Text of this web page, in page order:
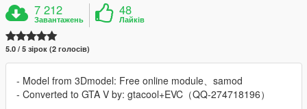
7 212
Завантажень
48
Лайків
5.0 / 5 зірок (2 голосів)
- Model from 3Dmodel: Free online module、samod
- Converted to GTA V by: gtacool+EVC（QQ-274718196）